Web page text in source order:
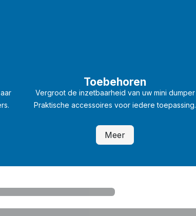
Toebehoren
Meer
Vergroot de inzetbaarheid van uw mini dumper
Praktische accessoires voor iedere toepassing.